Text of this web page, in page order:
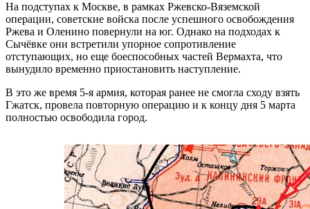
На подступах к Москве, в рамках Ржевско-Вяземской
операции, советские войска после успешного освобождения
Ржева и Оленино повернули на юг. Однако на подходах к
Сычёвке они встретили упорное сопротивление
отступающих, но еще боеспособных частей Вермахта, что
вынудило временно приостановить наступление.
В это же время 5-я армия, которая ранее не смогла сходу взять
Гжатск, провела повторную операцию и к концу дня 5 марта
полностью освободила город.